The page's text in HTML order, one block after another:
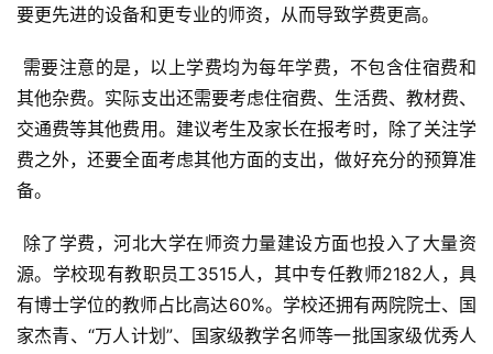
要更先进的设备和更专业的师资，从而导致学费更高。
其他杂费。实际支出还需要考虑住宿费、生活费、教材费、
交通费等其他费用。建议考生及家长在报考时，除了关注学
费之外，还要全面考虑其他方面的支出，做好充分的预算准
备。
源。学校现有教职员工3515人，其中专任教师2182人，具
有博士学位的教师占比高达60%。学校还拥有两院院士、国
家杰青、“万人计划”、国家级教学名师等一批国家级优秀人